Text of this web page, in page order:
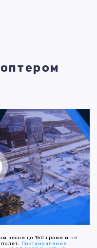
весом до 150 грамм и не
Постановление